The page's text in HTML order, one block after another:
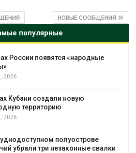
НОВЫЕ СООБЩЕНИЯ
популярные
России появятся «народные
2026
Кубани создали новую
территорию
2026
полуострове
убрали три незаконные свалки